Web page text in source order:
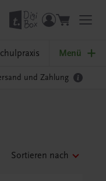
Menü
und Zahlung
Sortieren nach